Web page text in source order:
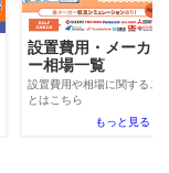
設置費用・メーカ
ー相場一覧
設置費用や相場に関するこ
とはこちら
もっと見る »